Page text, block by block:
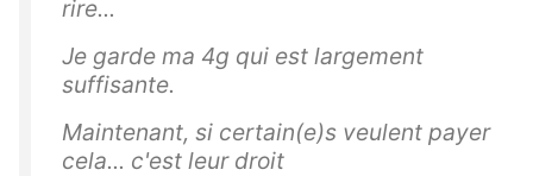
rire...
Je garde ma 4g qui est largement
suffisante.
Maintenant, si certain(e)s veulent payer
cela... c'est leur droit